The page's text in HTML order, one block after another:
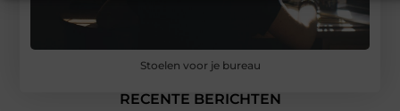
Stoelen voor je bureau
RECENTE BERICHTEN